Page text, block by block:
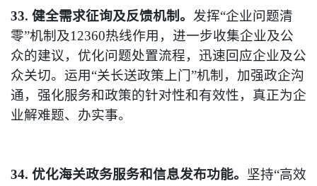
33. 健全需求征询及反馈机制。 发挥“企业问题清
零”机制及12360热线作用，进一步收集企业及公
众的建议，优化问题处置流程，迅速回应企业及公
众关切。运用“关长送政策上门”机制，加强政企沟
通，强化服务和政策的针对性和有效性，真正为企
业解难题、办实事。
34. 优化海关政务服务和信息发布功能。 坚持“高效